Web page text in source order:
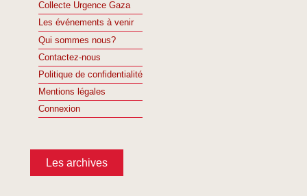
Collecte Urgence Gaza
Les événements à venir
Qui sommes nous?
Contactez-nous
Politique de confidentialité
Mentions légales
Connexion
Les archives